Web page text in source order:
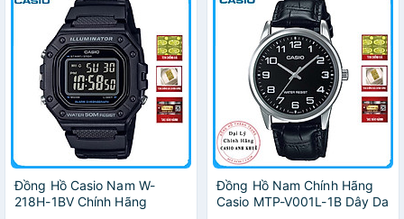
Đồng Hồ Casio Nam W-
218H-1BV Chính Hãng
Đồng Hồ Nam Chính Hãng
Casio MTP-V001L-1B Dây Da